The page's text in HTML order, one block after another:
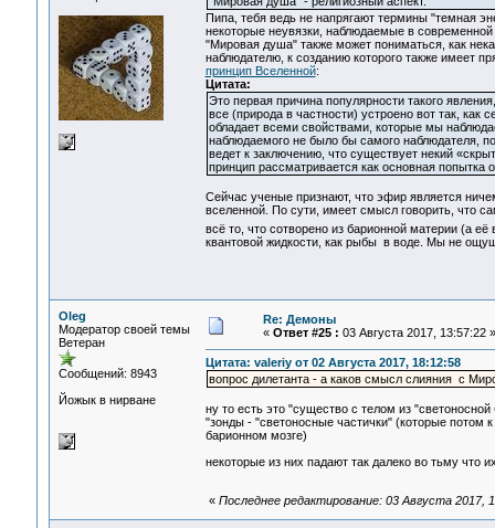
Пипа, тебя ведь не напрягают термины "темная
некоторые неувязки, наблюдаемые в
"Мировая душа" также может пониматься, как
наблюдателю, к созданию которого также имеет
принцип Вселенной:
Цитата:
Это первая причина популярности такого
все (природа в частности) устроено вот так, как
обладает всеми свойствами, которые мы
наблюдаемого не было бы самого наблюдателя,
ведет к заключению, что существует некий
принцип рассматривается как основная попытка
Сейчас ученые признают, что эфир является
вселенной. По сути, имеет смысл говорить, что
всё то, что сотворено из барионной материи (а
квантовой жидкости, как рыбы в воде. Мы не
Oleg
Модератор своей темы
Ветеран
Сообщений: 8943
Йожык в нирване
Re: Демоны
« Ответ #25 : 03 Августа 2017, 13:57:22 »
Цитата: valeriy от 02 Августа 2017, 18:12:58
вопрос дилетанта - а каков смысл слияния с
ну то есть это "существо с телом из
"зонды - "светоносные частички" (которые потом
барионном мозге)
некоторые из них падают так далеко во тьму что
« Последнее редактирование: 03 Августа 2017,